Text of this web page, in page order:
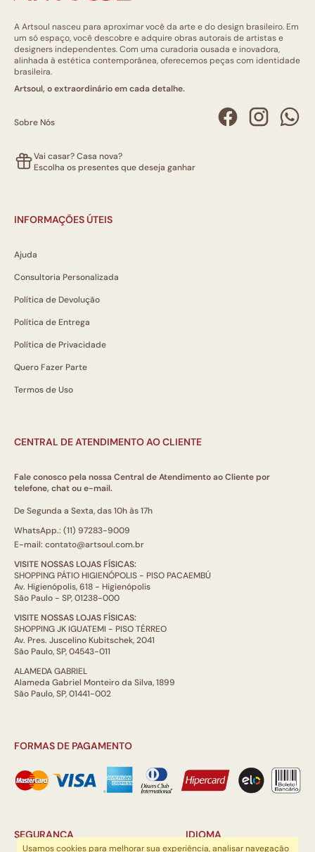
A Artsoul nasceu para aproximar você da arte e do design brasileiro. Em
um só espaço, você descobre e adquire obras autorais de artistas e
designers independentes. Com uma curadoria ousada e inovadora,
alinhada à estética contemporânea, oferecemos peças com identidade
brasileira.
Artsoul, o extraordinário em cada detalhe.
Sobre Nós
Vai casar? Casa nova?
Escolha os presentes que deseja ganhar
INFORMAÇÕES ÚTEIS
Ajuda
Consultoria Personalizada
Política de Devolução
Política de Entrega
Política de Privacidade
Quero Fazer Parte
Termos de Uso
CENTRAL DE ATENDIMENTO AO CLIENTE
Fale conosco pela nossa Central de Atendimento ao Cliente por
telefone, chat ou e-mail.
De Segunda a Sexta, das 10h às 17h
WhatsApp.: (11) 97283-9009
E-mail: contato@artsoul.com.br
VISITE NOSSAS LOJAS FÍSICAS:
SHOPPING PÁTIO HIGIENÓPOLIS - PISO PACAEMBÚ
Av. Higienópolis, 618 - Higienópolis
São Paulo - SP, 01238-000
VISITE NOSSAS LOJAS FÍSICAS:
SHOPPING JK IGUATEMI - PISO TÉRREO
Av. Pres. Juscelino Kubitschek, 2041
São Paulo, SP, 04543-011
ALAMEDA GABRIEL
Alameda Gabriel Monteiro da Silva, 1899
São Paulo, SP, 01441-002
FORMAS DE PAGAMENTO
SEGURANÇA IDIOMA
Usamos cookies para melhorar sua experiência, analisar navegação